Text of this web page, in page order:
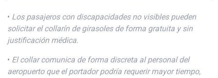
• Los pasajeros con discapacidades no visibles pueden
solicitar el collarín de girasoles de forma gratuita y sin
justificación médica.
• El collar comunica de forma discreta al personaldel
aeropuerto que el portador podría requerir mayor tiempo,